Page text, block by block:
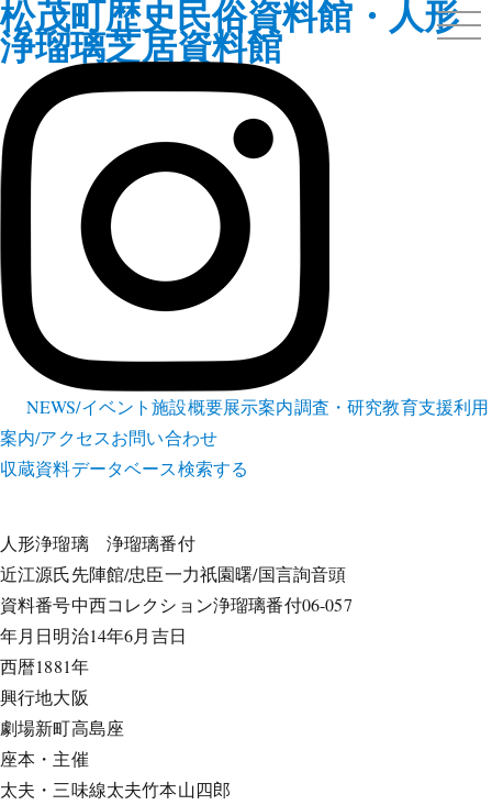
松茂町歴史民俗資料館・人形
浄瑠璃芝居資料館
NEWS/イベント施設概要展示案内調査・研究教育支援利用
案内/アクセスお問い合わせ
収蔵資料データベース検索する
人形浄瑠璃浄瑠璃番付
近江源氏先陣館/忠臣一力祇園曙/国言詢音頭
資料番号中西コレクション浄瑠璃番付06-057
年月日明治14年6月吉日
西暦1881年
興行地大阪
劇場新町高島座
座本・主催
太夫・三味線太夫竹本山四郎